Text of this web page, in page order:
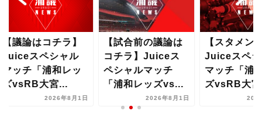
論はコチラ】
スペシャル
チ「浦和レッ
大宮...
2026年8月1日
【試合前の議論は
コチラ】Juiceス
ペシャルマッチ
「浦和レッズvs...
2026年8月1日
【スタメン発表
Juiceスペシャ
マッチ「浦和レ
ズvsRB大宮...
2026年8